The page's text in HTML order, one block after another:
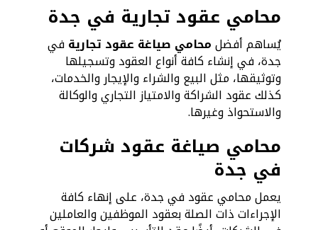
محامي عقود تجارية في جدة
يُساهم أفضلمحامي صياغة عقود تجاريةفي
جدة، في إنشاء كافة أنواع العقود وتسجيلها
وتوثيقها، مثل البيع والشراء والإيجار والخدمات،
كذلك عقود الشراكة والامتياز التجاري والوكالة
والاستحواذ وغيرها.
محامي صياغة عقود شركات
في جدة
يعمل محامي عقود في جدة، على إنهاء كافة
الإجراءات ذات الصلة بعقود الموظفين والعاملين